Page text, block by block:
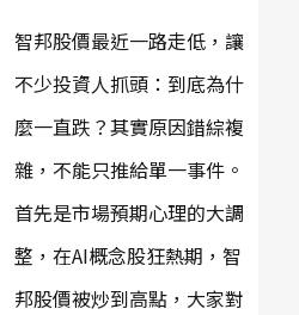
智邦股價最近一路走低，讓
不少投資人抓頭：到底為什
麼一直跌？其實原因錯綜複
雜，不能只推給單一事件。
首先是市場預期心理的大調
整，在AI概念股狂熱期，智
邦股價被炒到高點，大家對